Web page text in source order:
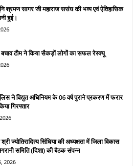
श्रमण सागर जी महाराज ससंघ की भव्य एवं ऐतिहासिक
हुई।
टीम ने किया सैकड़ों लोगों का सफल रेस्क्यू
ने विद्युत अधिनियम के 06 वर्ष पुराने प्रकरण में फरार
गिरफ्तार
ज्योतिरादित्य सिंधिया की अध्यक्षता में जिला विकास
समिति (दिशा) की बैठक संपन्न
2026